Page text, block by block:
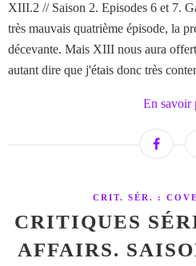
XIII.2 // Saison 2. Episodes 6 et 7.
très mauvais quatrième épisode, la
décevante. Mais XIII nous aura
autant dire que j'étais donc très
En savoir
CRIT. SÉR. :
CRITIQUES
AFFAIRS.